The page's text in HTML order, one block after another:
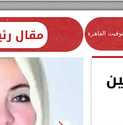
القاهرة مقال